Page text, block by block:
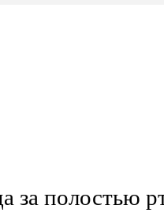
за полостью